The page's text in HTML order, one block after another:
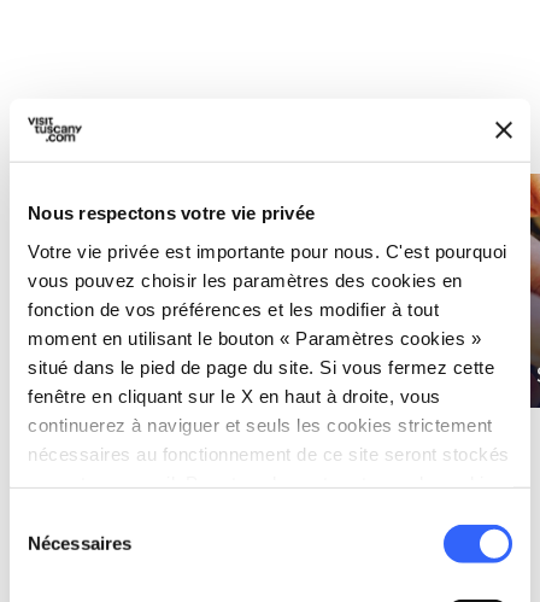
Nous respectons votre vie privée
Votre vie privée est importante pour nous. C'est pourquoi
vous pouvez choisir les paramètres des cookies en
fonction de vos préférences et les modifier à tout
moment en utilisant le bouton « Paramètres cookies »
situé dans le pied de page du site. Si vous fermez cette
fenêtre en cliquant sur le X en haut à droite, vous
continuerez à naviguer et seuls les cookies strictement
nécessaires au fonctionnement de ce site seront stockés
Nécessaires
Voir aussi
Routes du Vin
et de l’Huile
Recettes
La découverte commence